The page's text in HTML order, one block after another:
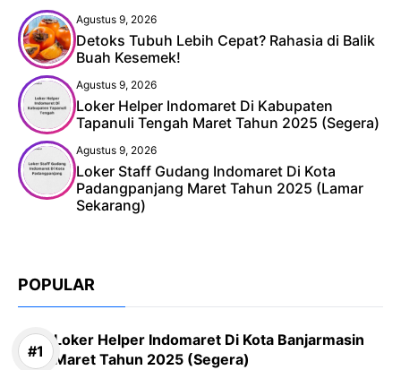
Agustus 9, 2026
Detoks Tubuh Lebih Cepat? Rahasia di Balik
Buah Kesemek!
Agustus 9, 2026
Loker Helper Indomaret Di Kabupaten
Tapanuli Tengah Maret Tahun 2025 (Segera)
Agustus 9, 2026
Loker Staff Gudang Indomaret Di Kota
Padangpanjang Maret Tahun 2025 (Lamar
Sekarang)
POPULAR
Loker Helper Indomaret Di Kota Banjarmasin
Maret Tahun 2025 (Segera)